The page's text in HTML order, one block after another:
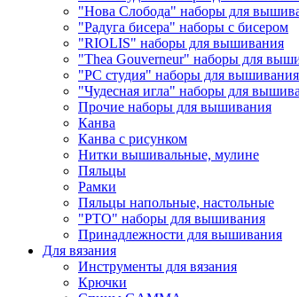
"Нова Слобода" наборы для
"Радуга бисера" наборы с бисером
"RIOLIS" наборы для вышивания
"Thea Gouverneur" наборы для
"РС студия" наборы для вышивания
"Чудесная игла" наборы для
Прочие наборы для вышивания
Канва
Канва с рисунком
Нитки вышивальные, мулине
Пяльцы
Рамки
Пяльцы напольные, настольные
"РТО" наборы для вышивания
Принадлежности для вышивания
Для вязания
Инструменты для вязания
Крючки